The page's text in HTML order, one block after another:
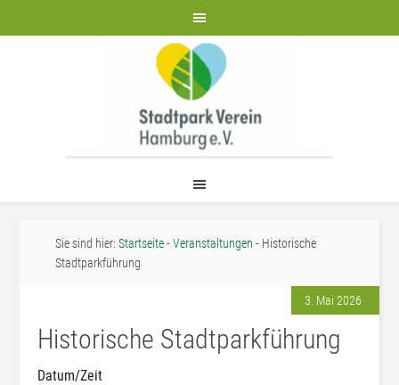
Sie sind hier:Startseite-Veranstaltungen - Historische
Stadtparkführung
3. Mai 2026
Historische Stadtparkführung
Datum/Zeit